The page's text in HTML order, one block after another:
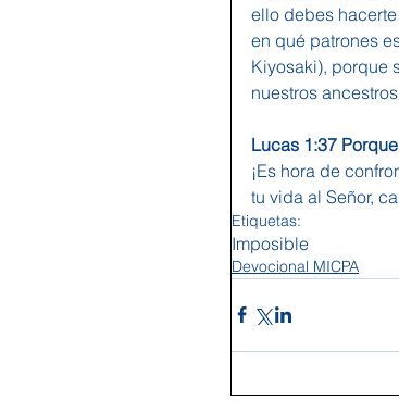
ello debes
en qué patrones
Kiyosaki), porque
nuestros
Lucas 1:37
¡Es hora de
tu vida al Señor,
Etiquetas:
Imposible
Devocional MICPA